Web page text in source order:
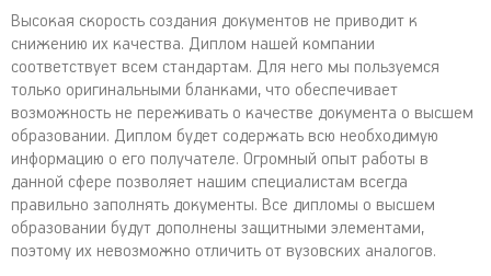
Высокая скорость создания документов не приводит к
снижению их качества. Диплом нашей компании
соответствует всем стандартам. Для него мы пользуемся
только оригинальными бланками, что обеспечивает
возможность не переживать о качестве документа о высшем
образовании. Диплом будет содержать всю необходимую
информацию о его получателе. Огромный опыт работы в
данной сфере позволяет нашим специалистам всегда
правильно заполнять документы. Все дипломы о высшем
образовании будут дополнены защитными элементами,
поэтому их невозможно отличить от вузовских аналогов.